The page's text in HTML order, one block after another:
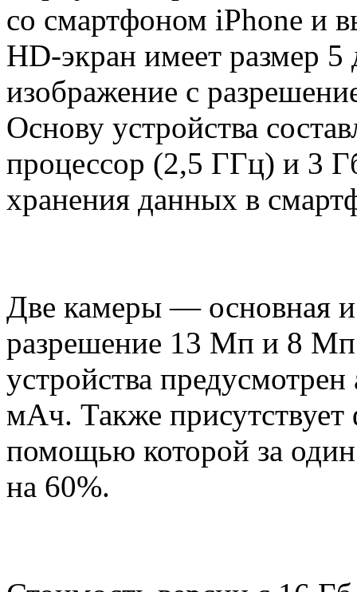
со смартфоном iPhone и
HD-экран имеет размер
изображение с
Основу устройства
процессор (2,5 ГГц) и 3
хранения данных в
Две камеры — основная
разрешение 13 Мп и 8 Мп
устройства
мАч. Также
помощью которой за один
на 60%.